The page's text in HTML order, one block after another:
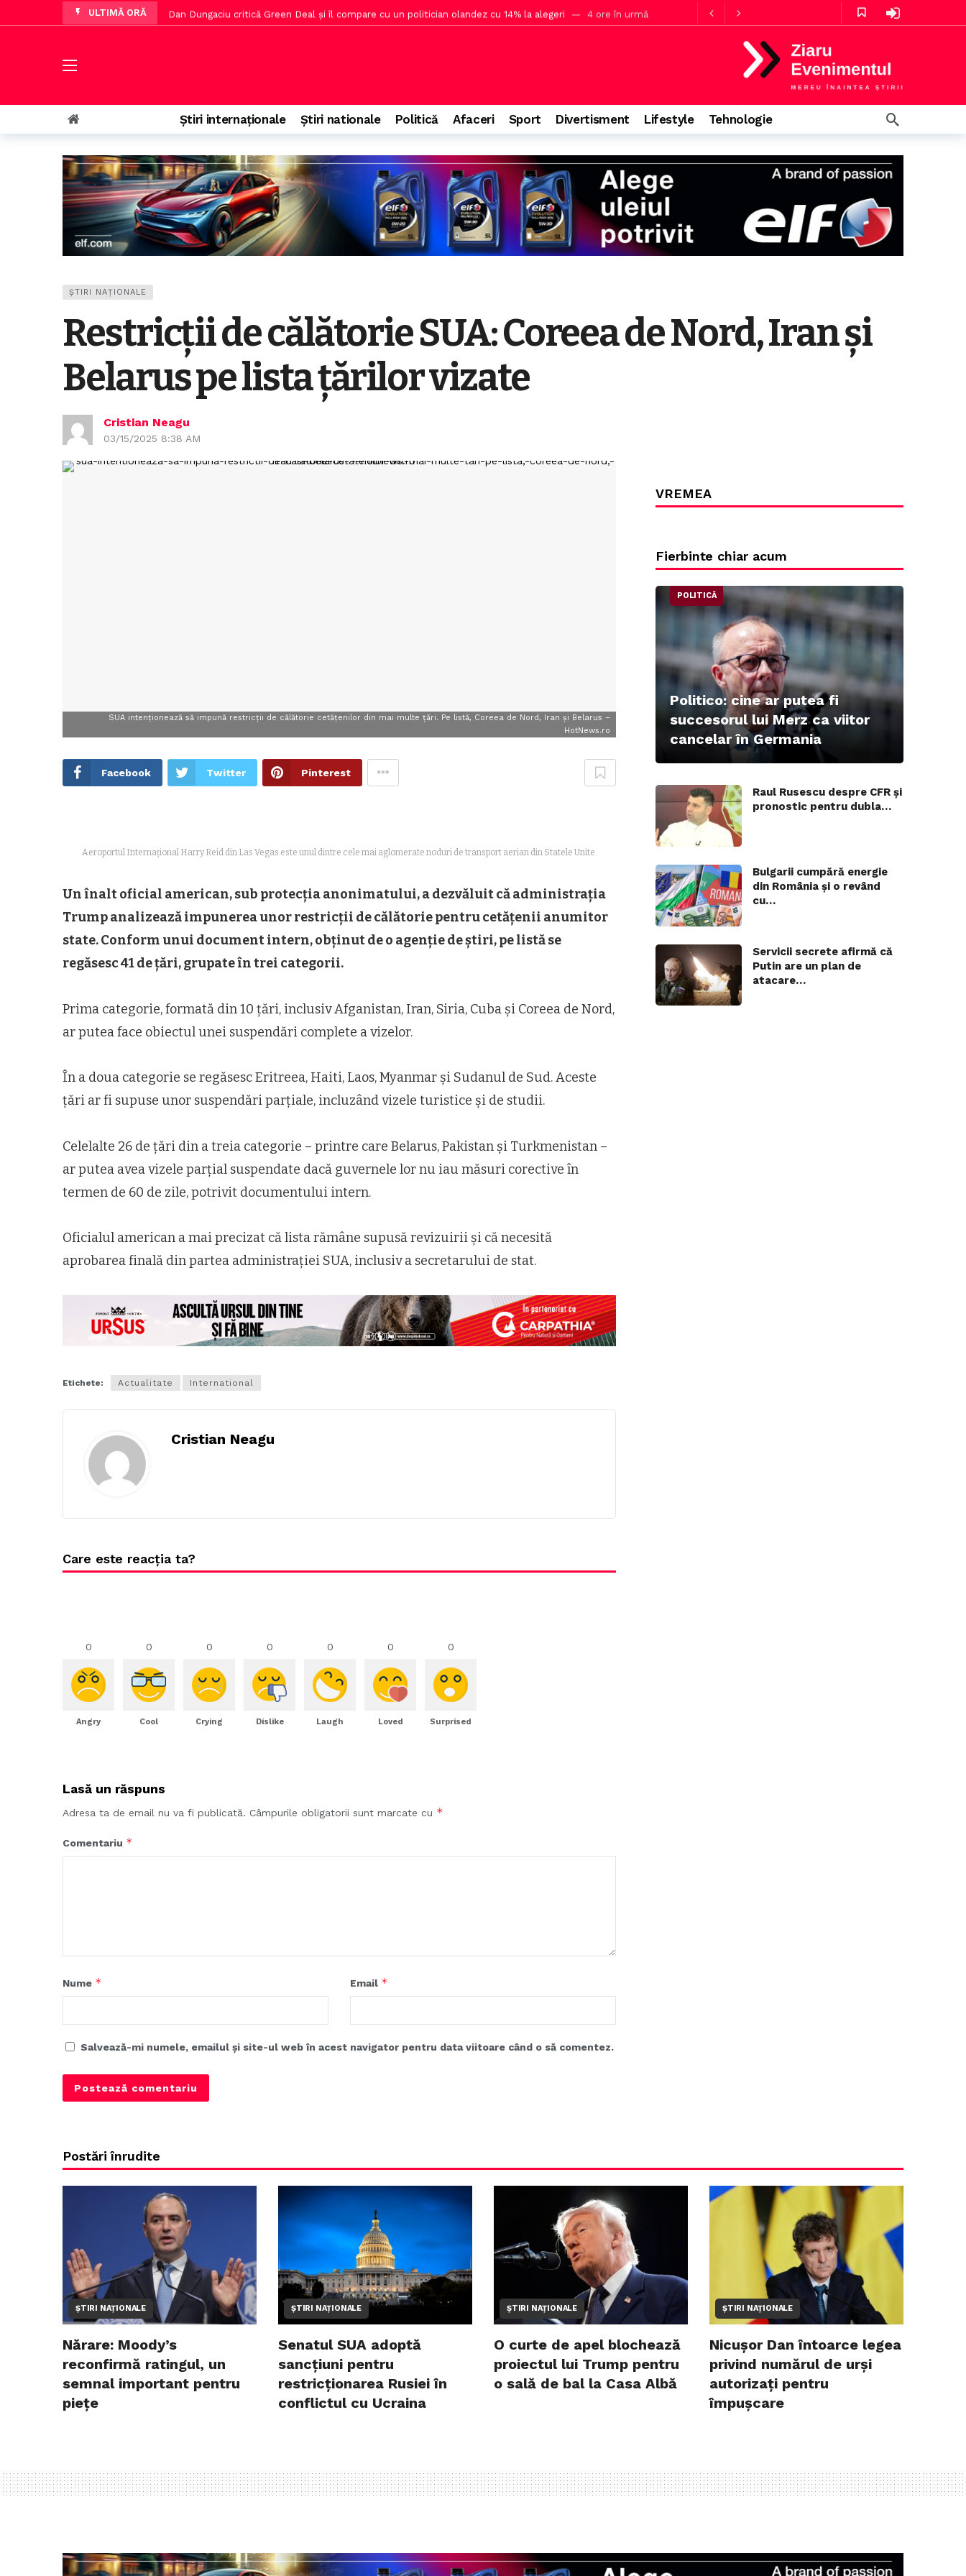
ULTIMĂ ORĂ Dan Dungaciu critică Green Deal și îl compare cu un politician olandez cu 14% la alegeri 4 ore în urmă
Sistemul e-Terra va fi reactivat săptămâna viitoare după atacul cibernetic asupra ANCPI 6 ore în urmă
Dan Dungaciu cere lui Zelenski să oprească bombardamentele din Marea Neagră 58 de minute în urmă
Știri internaționale Știri nationale Politică Afaceri Sport Divertisment Lifestyle Tehnologie
ȘTIRI NAȚIONALE
Restricții de călătorie SUA: Coreea de Nord, Iran și
Belarus pe lista țărilor vizate
Cristian Neagu
03/15/2025 8:38 AM
SUA intenţionează să impună restricţii de călătorie cetăţenilor din mai multe ţări. Pe listă, Coreea de Nord, Iran și Belarus –
HotNews.ro
Facebook Twitter Pinterest
Aeroportul Internațional Harry Reid din Las Vegas este unul dintre cele mai aglomerate noduri de transport aerian din Statele Unite.
Un înalt oficial american, sub protecția anonimatului, a dezvăluit că administrația
Trump analizează impunerea unor restricții de călătorie pentru cetățenii anumitor
state. Conform unui document intern, obținut de o agenție de știri, pe listă se
regăsesc 41 de țări, grupate în trei categorii.
Prima categorie, formată din 10 țări, inclusiv Afganistan, Iran, Siria, Cuba și Coreea de Nord,
ar putea face obiectul unei suspendări complete a vizelor.
În a doua categorie se regăsesc Eritreea, Haiti, Laos, Myanmar și Sudanul de Sud. Aceste
țări ar fi supuse unor suspendări parțiale, incluzând vizele turistice și de studii.
Celelalte 26 de țări din a treia categorie – printre care Belarus, Pakistan și Turkmenistan –
ar putea avea vizele parțial suspendate dacă guvernele lor nu iau măsuri corective în
termen de 60 de zile, potrivit documentului intern.
Oficialul american a mai precizat că lista rămâne supusă revizuirii și că necesită
aprobarea finală din partea administrației SUA, inclusiv a secretarului de stat.
Etichete: Actualitate International
Cristian Neagu
Care este reacția ta?
0
Angry
0
Cool
0
Crying
0
Dislike
0
Laugh
0
Loved
0
Surprised
Lasă un răspuns
Adresa ta de email nu va fi publicată. Câmpurile obligatorii sunt marcate cu *
Comentariu *
Nume * Email *
Salvează-mi numele, emailul și site-ul web în acest navigator pentru data viitoare când o să comentez.
VREMEA
Fierbinte chiar acum
POLITICĂ
Politico: cine ar putea fi
succesorul lui Merz ca viitor
cancelar în Germania
Raul Rusescu despre CFR și
pronostic pentru dubla…
Bulgarii cumpără energie
din România și o revând
cu…
Servicii secrete afirmă că
Putin are un plan de
atacare…
Postări înrudite
ȘTIRI NAȚIONALE
Nărare: Moody’s
reconfirmă ratingul, un
semnal important pentru
piețe
ȘTIRI NAȚIONALE
Senatul SUA adoptă
sancțiuni pentru
restricționarea Rusiei în
conflictul cu Ucraina
ȘTIRI NAȚIONALE
O curte de apel blochează
proiectul lui Trump pentru
o sală de bal la Casa Albă
ȘTIRI NAȚIONALE
Nicușor Dan întoarce legea
privind numărul de urși
autorizați pentru
împușcare